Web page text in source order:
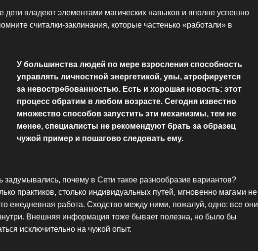
дети владеют элементами магических навыков и вполне успешно
считалки-заклинания, которые частенько «работали» в
У большинства людей по мере взросления способность
управлять личностной энергетикой, увы, атрофируется
за невостребованностью. Есть и хорошая новость: этот
процесс обратим в любом возрасте. Сегодня известно
множество способов запустить эти механизмы, тем не
менее, специалисты не рекомендуют брать за образец
чужой пример и пошагово следовать ему.
задумывались, почему в Сети такое разнообразие вариантов?
практиков, столько индивидуальных путей, мгновенно магами не
ежедневная работа. Сходство между ними, пожалуй, одно: все они
Внешняя информация тоже бывает полезна, но было бы
исключительно на чужой опыт.